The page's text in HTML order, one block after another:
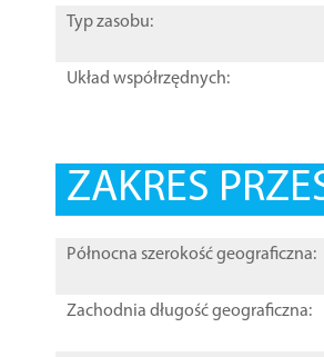
Typ zasobu:
Układ współrzędnych:
ZAKRES
Północna szerokość geograficzna:
Zachodnia długość geograficzna: